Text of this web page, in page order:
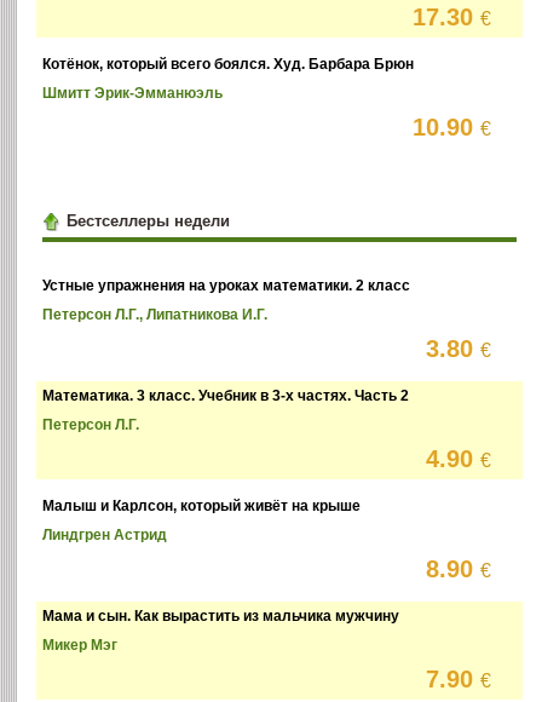
17.30€
Котёнок, который всего боялся. Худ. Барбара Брюн
Шмитт Эрик-Эмманюэль
10.90€
Бестселлеры недели
Устные упражнения на уроках математики. 2 класс
Петерсон Л.Г., Липатникова И.Г.
3.80€
Математика. 3 класс. Учебник в 3-х частях. Часть 2
Петерсон Л.Г.
4.90€
Малыш и Карлсон, который живёт на крыше
Линдгрен Астрид
8.90€
Мама и сын. Как вырастить из мальчика мужчину
Микер Мэг
7.90€